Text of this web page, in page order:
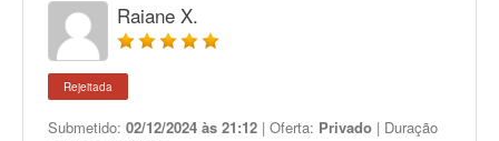
Raiane X.
Rejeitada
Submetido: 02/12/2024 às 21:12 | Oferta: Privado | Duração